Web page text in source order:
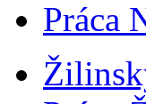
Práca